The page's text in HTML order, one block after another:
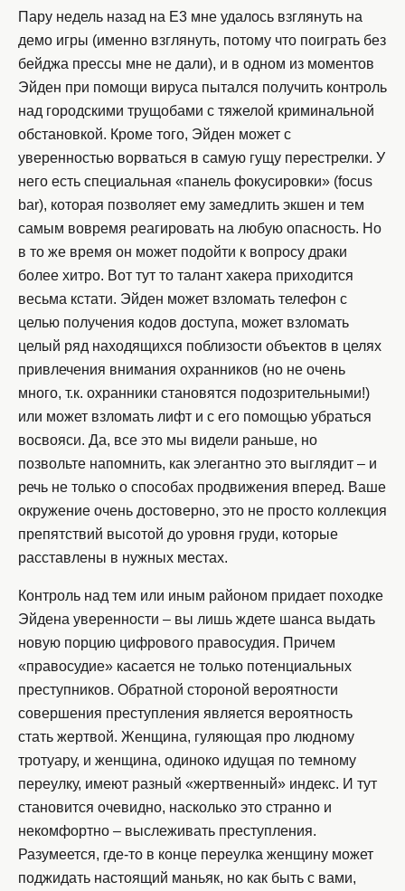
Пару недель назад на E3 мне удалось взглянуть на
демо игры (именно взглянуть, потому что поиграть без
бейджа прессы мне не дали), и в одном из моментов
Эйден при помощи вируса пытался получить контроль
над городскими трущобами с тяжелой криминальной
обстановкой. Кроме того, Эйден может с
уверенностью ворваться в самую гущу перестрелки. У
него есть специальная «панель фокусировки» (focus
bar), которая позволяет ему замедлить экшен и тем
самым вовремя реагировать на любую опасность. Но
в то же время он может подойти к вопросу драки
более хитро. Вот тут то талант хакера приходится
весьма кстати. Эйден может взломать телефон с
целью получения кодов доступа, может взломать
целый ряд находящихся поблизости объектов в целях
привлечения внимания охранников (но не очень
много, т.к. охранники становятся подозрительными!)
или может взломать лифт и с его помощью убраться
восвояси. Да, все это мы видели раньше, но
позвольте напомнить, как элегантно это выглядит – и
речь не только о способах продвижения вперед. Ваше
окружение очень достоверно, это не просто коллекция
препятствий высотой до уровня груди, которые
расставлены в нужных местах.
Контроль над тем или иным районом придает походке
Эйдена уверенности – вы лишь ждете шанса выдать
новую порцию цифрового правосудия. Причем
«правосудие» касается не только потенциальных
преступников. Обратной стороной вероятности
совершения преступления является вероятность
стать жертвой. Женщина, гуляющая про людному
тротуару, и женщина, одиноко идущая по темному
переулку, имеют разный «жертвенный» индекс. И тут
становится очевидно, насколько это странно и
некомфортно – выслеживать преступления.
Разумеется, где-то в конце переулка женщину может
поджидать настоящий маньяк, но как быть с вами,